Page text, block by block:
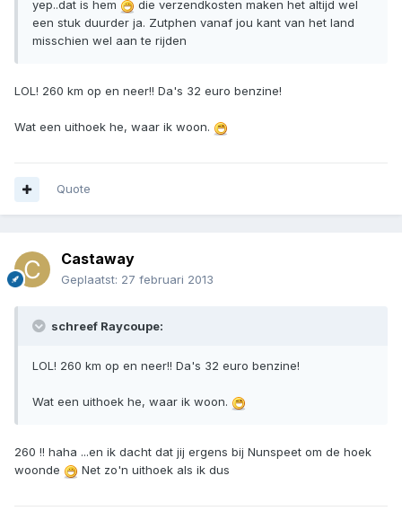
yep..dat is hem
die verzendkosten maken het altijd wel
een stuk duurder ja. Zutphen vanaf jou kant van het land
misschien wel aan te rijden
LOL! 260 km op en neer!! Da's 32 euro benzine!
Wat een uithoek he, waar ik woon.
Quote
Castaway
Geplaatst: 27 februari 2013
schreef Raycoupe:
LOL! 260 km op en neer!! Da's 32 euro benzine!
Wat een uithoek he, waar ik woon.
260 !! haha ...en ik dacht dat jij ergens bij Nunspeet om de hoek
woonde
Net zo'n uithoek als ik dus